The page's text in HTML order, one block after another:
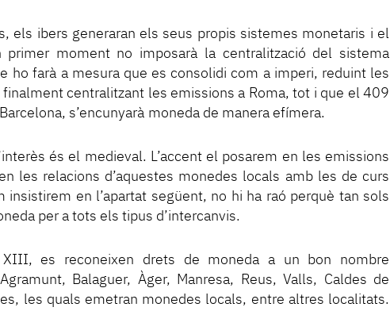
els ibers generaran els seus propis sistemes monetaris i el
primer moment no imposarà la centralització del sistema
ho farà a mesura que es consolidi com a imperi, reduint les
finalment centralitzant les emissions a Roma, tot i que el 409
s’encunyarà moneda de manera efímera.
és el medieval. L’accent el posarem en les emissions
les relacions d’aquestes monedes locals amb les de curs
insistirem en l’apartat següent, no hi ha raó perquè tan sols
per a tots els tipus d’intercanvis.
es reconeixen drets de moneda a un bon nombre
Balaguer, Àger, Manresa, Reus, Valls, Caldes de
les quals emetran monedes locals, entre altres localitats.